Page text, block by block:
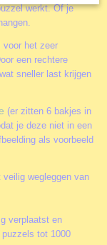
werkt. Of je
voor het zeer
een rechtere
sneller last krijgen
(er zitten 6 bakjes in
je deze niet in een
als voorbeeld
wegleggen van
verplaatst en
tot 1000